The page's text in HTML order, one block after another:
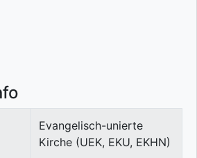
Evangelisch-unierte
Kirche (UEK, EKU, EKHN)